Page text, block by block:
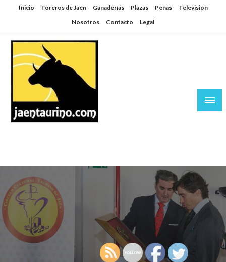
SaltarInicio Toreros de Jaén Ganaderías Plazas Peñas
Televisión
Nosotros
Contacto Legal